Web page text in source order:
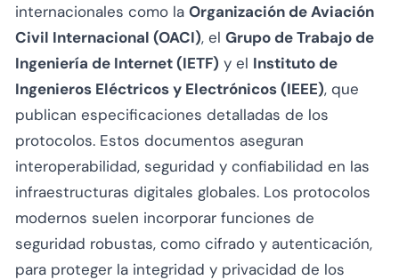
internacionales como la Organización de Aviación
Civil Internacional (OACI), el Grupo de Trabajo de
Ingeniería de Internet (IETF) y el Instituto de
Ingenieros Eléctricos y Electrónicos (IEEE), que
publican especificaciones detalladas de los
protocolos. Estos documentos aseguran
interoperabilidad, seguridad y confiabilidad en las
infraestructuras digitales globales. Los protocolos
modernos suelen incorporar funciones de
seguridad robustas, como cifrado y autenticación,
para proteger la integridad y privacidad de los